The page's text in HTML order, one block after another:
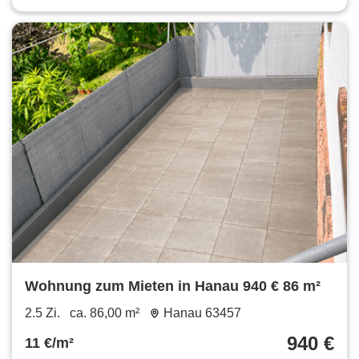
Wohnung zum Mieten in Hanau 940 € 86 m²
2.5 Zi. ca. 86,00 m² Hanau 63457
11 €/m² 940 €